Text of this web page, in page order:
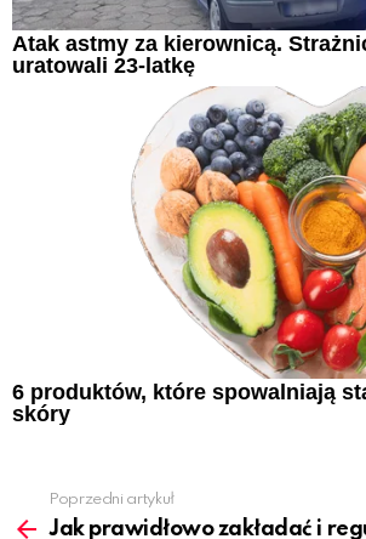
Atak astmy za kierownicą.
uratowali 23-latkę
6 produktów, które spowalniają
skóry
more
Poprzedni artykuł
Jak prawidłowo zakładać i